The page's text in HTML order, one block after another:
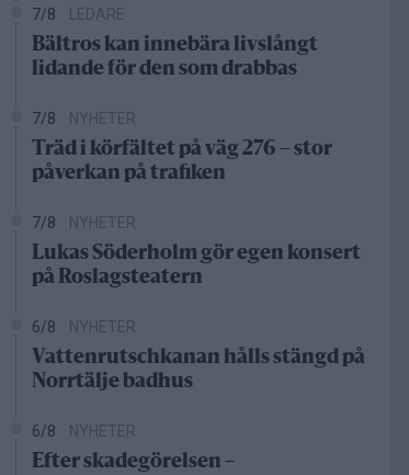
7/8 LEDARE
Bältros kan innebära livslångt
lidande för den som drabbas
7/8 NYHETER
Träd i körfältet på väg 276 – stor
påverkan på trafiken
7/8 NYHETER
Lukas Söderholm gör egen konsert
på Roslagsteatern
6/8 NYHETER
Vattenrutschkanan hålls stängd på
Norrtälje badhus
6/8 NYHETER
Efter skadegörelsen –